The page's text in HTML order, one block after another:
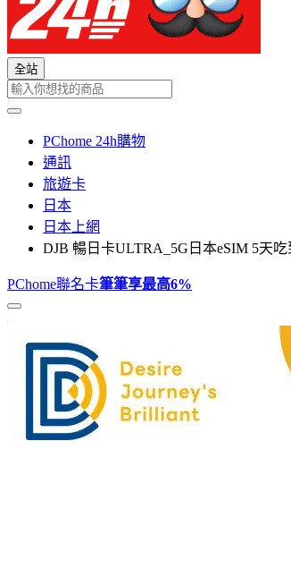
全站
PChome 24h購物
通訊
旅遊卡
日本
日本上網
DJB 暢日卡ULTRA_5G日本eSIM 5天
PChome聯名卡筆筆享最高6%